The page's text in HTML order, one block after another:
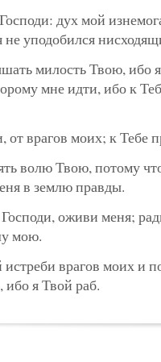
дух мой
не уподобился
милость Твою, ибо
мне идти, ибо к
от врагов моих; к Тебе
волю Твою, потому
в землю правды.
оживи меня;
мою.
врагов моих и
я Твой раб.